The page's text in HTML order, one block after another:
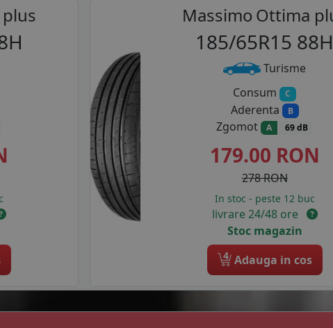
Massimo Ottima
185/65R15 88H
Turisme
Consum C
Aderenta B
Zgomot A 69 dB
179.00 RON
278 RON
In stoc - peste 12 buc
livrare 24/48 ore
Stoc magazin
4 Adauga in cos